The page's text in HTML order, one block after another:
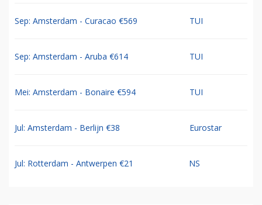
Sep: Amsterdam - Curacao €569 TUI
Sep: Amsterdam - Aruba €614 TUI
Mei: Amsterdam - Bonaire €594 TUI
Jul: Amsterdam - Berlijn €38 Eurostar
Jul: Rotterdam - Antwerpen €21 NS